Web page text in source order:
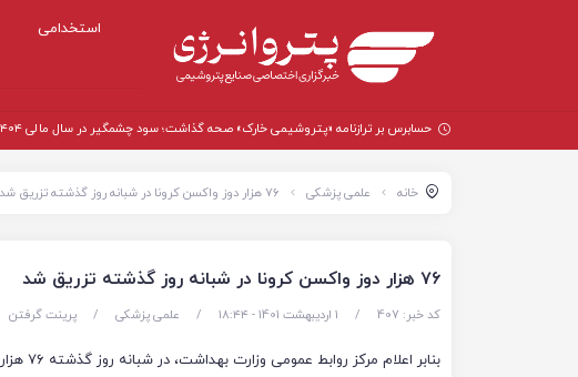
استخدامی
حسابرس بر ترازنامه «پتروشیمی خارک» صحه گذاشت؛ سود چشمگیر در سال مالی ۱۴۰۴
خانه علمی پزشکی ۷۶ هزار دوز واکسن کرونا در شبانه روز گذشته تزریق شد
۷۶ هزار دوز واکسن کرونا در شبانه روز گذشته تزریق شد
کد خبر: 407 / 1 اردیبهشت 1401 - ۱۸:۴۴ / علمی پزشکی / پرینت گرفتن
بنابر اعلام مرکز روابط عمومی وزارت بهداشت، در شبانه روز گذشته ۷۶ هزار